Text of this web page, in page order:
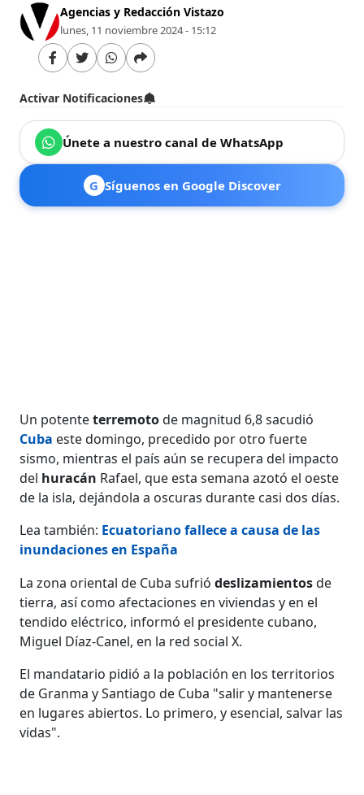
Agencias y Redacción Vistazo
lunes, 11 noviembre 2024 - 15:12
Activar Notificaciones
Únete a nuestro canal de WhatsApp
G Síguenos en Google Discover
Un potenteterremotode magnitud 6,8 sacudió
Cuba este domingo, precedido por otro fuerte
sismo, mientras el país aún se recupera del impacto
del huracán Rafael, que esta semana azotó el oeste
de la isla, dejándola a oscuras durante casi dos días.
Lea también: Ecuatoriano fallece a causa de las
inundaciones en España
La zona oriental de Cuba sufriódeslizamientosde
tierra, así como afectaciones en viviendas y en el
tendido eléctrico, informó el presidente cubano,
Miguel Díaz-Canel, en la red social X.
El mandatario pidió a la población en los territorios
de Granma y Santiago de Cuba "salir y mantenerse
en lugares abiertos. Lo primero, y esencial, salvar las
vidas".